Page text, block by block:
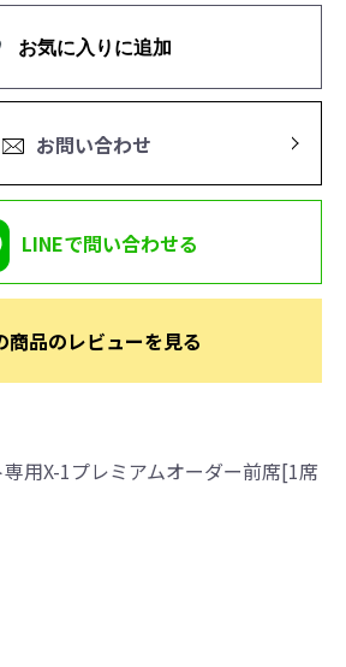
お気に入りに追加
お問い合わせ
LINEで問い合わせる
商品のレビューを見る
用X-1プレミアムオーダー前席[1席